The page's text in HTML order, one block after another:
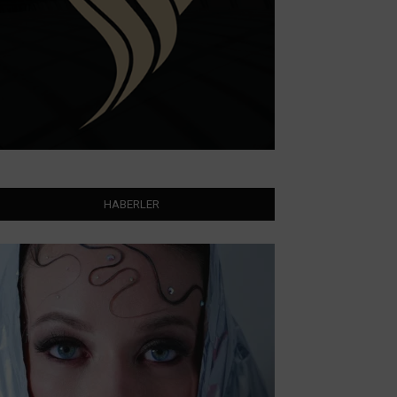
HABERLER